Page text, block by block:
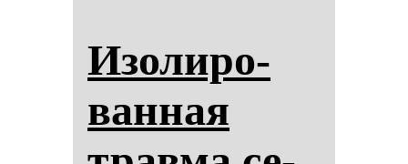
Изо­ли­ро­
ван­ная